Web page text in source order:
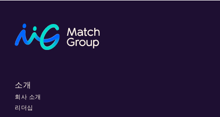
소개
회사 소개
리더십